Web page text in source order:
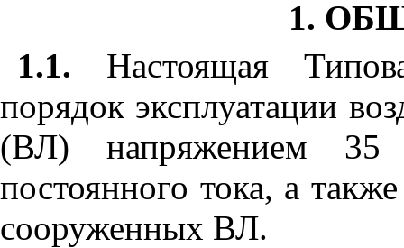
1.
1.1. Настоящая
порядок эксплуатации
(ВЛ) напряжением
постоянного тока, а
сооруженных ВЛ.